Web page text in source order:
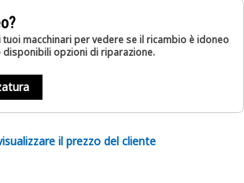
macchinari per vedere se il ricambio è idoneo
disponibili opzioni di riparazione.
il prezzo del cliente